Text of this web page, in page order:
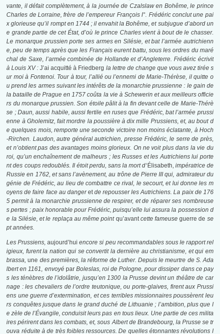
vante, il défait complètement, à la journée de Czalslaw en Bohême, le prince
Charles de Lorraine, frère de l’empereur François I°. Frédéric conclut une pai
x glorieuse qu’il rompt en 1744 ; il envahit la Bohême, et subjugue d’abord un
e grande partie de cet État, d’où le prince Charles vient à bout de le chasser.
Le monarque prussien porte ses armes en Silésie, et bat l’armée autrichienn
e, peu de temps après que les Français eurent battu, sous les ordres du maré
chal de Saxe, l’armée combinée de Hollande et d’Angleterre. Frédéric écrivit
à Louis XV :J’ai acquitté à Friedberg la lettre de change que vous avez tirée s
ur moi à Fontenoi. Tour à tour, l’allié ou l’ennemi de Marie-Thérèse, il quitte o
u prend les armes suivant les intérêts de la monarchie prussienne : le gain de
la bataille de Prague en 1757 coûta la vie à Schewerin et aux meilleurs officie
rs du monarque prussien. Son étoile pâlit à la fin devant celle de Marie-Thérè
se ; Daun, aussi habile, aussi fertile en ruses que Frédéric, bat l’armée prussi
enne à Gholemitz, fait mordre la poussière à dix mille Prussiens, et, au bout d
e quelques mois, remporte une seconde victoire non moins éclatante, à Hoch
-Rirchen. Laudon, autre général autrichien, presse Frédéric, le serre de près,
et n’obtient pas des avantages moins glorieux. On ne voit plus dans la vie du
roi, qu’un enchaînement de malheurs ; les Russes et les Autrichiens lui porte
nt des coups redoublés. Il étoit perdu, sans la mort d‘Élisabeth, impératrice de
Russie en 1762, et sans l’avènement, au trône de Pierre III qui, admirateur du
génie de Frédéric, au lieu de combattre ce rival, le secourt, et lui donne les m
oyens de faire face au dangeretde repousser les Autrichiens. La paix de 176
5 permit à la monarchie prussienne de respirer, et de réparer ses nombreuse
s pertes ; paix honorable pourFrédéric, puisqu’elle lui assura la possession d
e la Silésie, et le replaça au même point qu’avantcette fameuseguerre de se
ptannées.
Les Prussiens,aujourd’huiencore si peu recommandables sous le rapport rel
igieux, furent la nation qui se convertit la dernière au christianisme, et qui em
brassa,une des premières, la réforme de Luther. Depuis le meurtre de S. Ada
lbert en 1161, envoyé par Boleslas, roi de Pologne, pour dissiper dans ce pay
s les ténèbres de l’idolâtrie, jusqu’en 1300 la Prusse devint un théâtre de car
nage : les chevaliers de l’ordre teutonique, ou porte-glaives, firent aux Prussi
ens une guerre d’extermination, et ces terribles missionnaires poussèrent leu
rs conquêtes jusque dans le grand duché de Lithuanie ; l’ambition, plus que l
e zèle de l’Évangile, conduisit leurs pas en tous lieux. Une partie de ces milita
ires périrent dans les combats, et, sous Albert de Brandebourg, la Prusse se tr
ouva réduite à de très foibles ressources. De quelles étonnantes révolutions l